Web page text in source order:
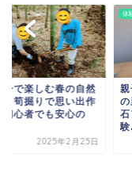
子で楽しむ春の自然
】筍掘りで思い出作
初心者でも安心の
2025年2月25日
体
験